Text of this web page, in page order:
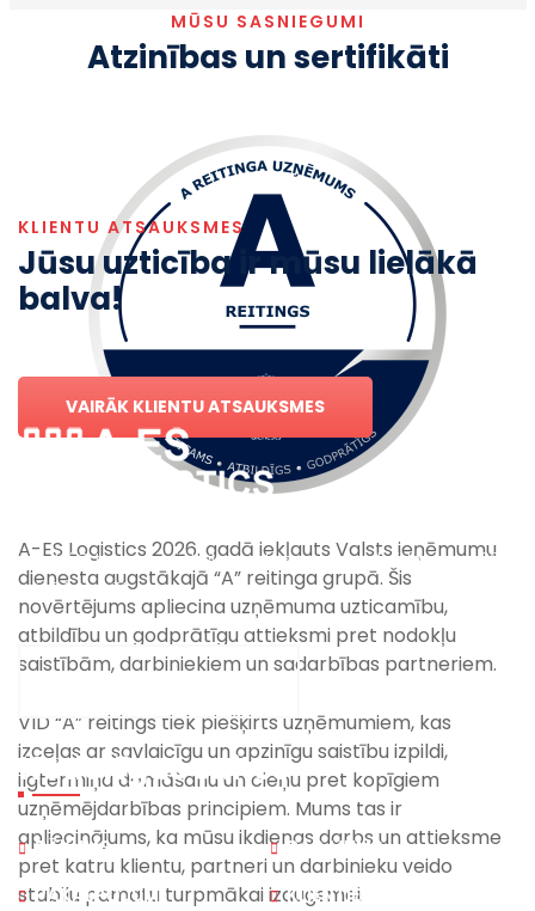
MŪSU SASNIEGUMI
Atzinības un sertifikāti
A-ES Logistics 2026. gadā iekļauts Valsts ieņēmumu
dienesta augstākajā “A” reitinga grupā. Šis
novērtējums apliecina uzņēmuma uzticamību,
atbildību un godprātīgu attieksmi pret nodokļu
saistībām, darbiniekiem un sadarbības partneriem.
VID “A” reitings tiek piešķirts uzņēmumiem, kas
izceļas ar savlaicīgu un apzinīgu saistību izpildi,
ilgtermiņa domāšanu un cieņu pret kopīgiem
uzņēmējdarbības principiem. Mums tas ir
apliecinājums, ka mūsu ikdienas darbs un attieksme
pret katru klientu, partneri un darbinieku veido
stabilu pamatu turpmākai izaugsmei.
KLIENTU ATSAUKSMES
Jūsu uzticība ir mūsu lielākā
balva!
VAIRĀK KLIENTU ATSAUKSMES
Aizpildi ērtu cenu pieteikuma formu un noskaidro cenu 30
minūšu laikā!
CENU PIETEIKUMA FORMA
Noderīgas saites
SĀKUMS
PAR MUMS
PAKALPOJUMI
KLIENTIEM